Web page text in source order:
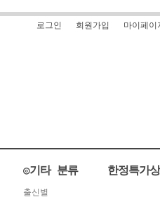
로그인 회원가입 마이페이
◎기타 분류
출신별
한정특가